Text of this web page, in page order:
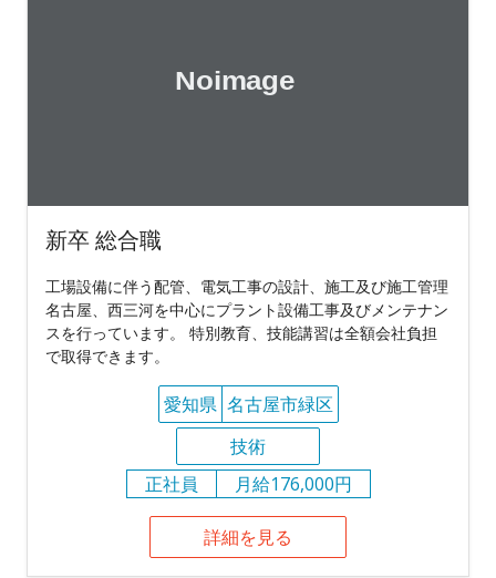
新卒 総合職
工場設備に伴う配管、電気工事の設計、施工及び施工管理
名古屋、西三河を中心にプラント設備工事及びメンテナン
スを行っています。 特別教育、技能講習は全額会社負担
で取得できます。
愛知県 名古屋市緑区
技術
正社員
月給176,000円
詳細を見る